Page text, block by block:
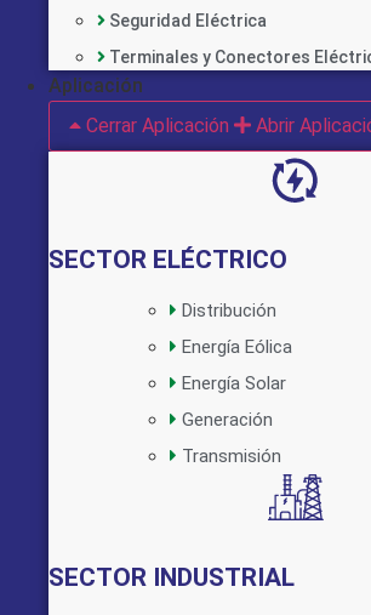
Seguridad Eléctrica
Terminales y Conectores
Aplicación
Cerrar Aplicación
Abrir
SECTOR ELÉCTRICO
Distribución
Energía Eólica
Energía Solar
Generación
Transmisión
SECTOR INDUSTRIAL